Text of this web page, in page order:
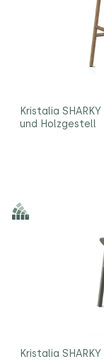
Kristalia
und Holzgestell
Kristalia